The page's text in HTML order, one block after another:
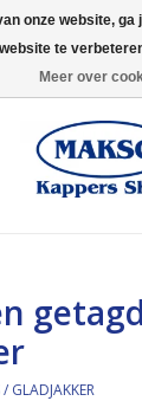
/ GLADJAKKER
onze website,
te
Meer over